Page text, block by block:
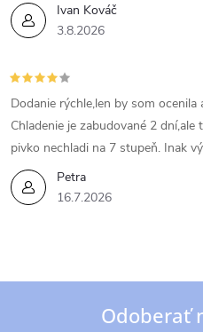
Ivan Kováč
3.8.2026
Petra
16.7.2026
Dodanie rýchle,len by som ocenila
Chladenie je zabudované 2
pivko nechladi na 7 stupeň. Inak
Odoberať